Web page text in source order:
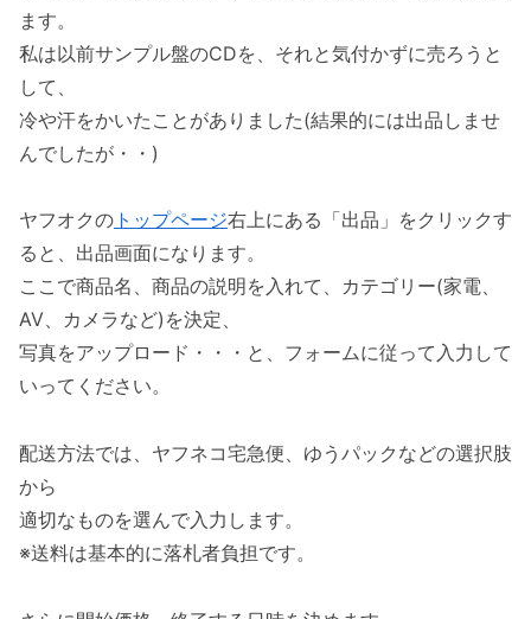
ます。
私は以前サンプル盤のCDを、それと気付かずに売ろうと
して、
冷や汗をかいたことがありました(結果的には出品しませ
んでしたが・・)
ヤフオクの トップページ右上にある「出品」をクリックす
ると、出品画面になります。
ここで商品名、商品の説明を入れて、カテゴリー(家電、
AV、カメラなど)を決定、
写真をアップロード・・・と、フォームに従って入力して
いってください。
配送方法では、ヤフネコ宅急便、ゆうパックなどの選択肢
から
適切なものを選んで入力します。
※送料は基本的に落札者負担です。